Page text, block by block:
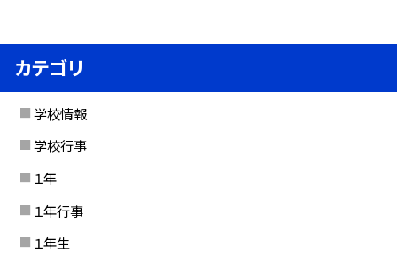
カテゴリ
学校情報
学校行事
１年
１年行事
１年生